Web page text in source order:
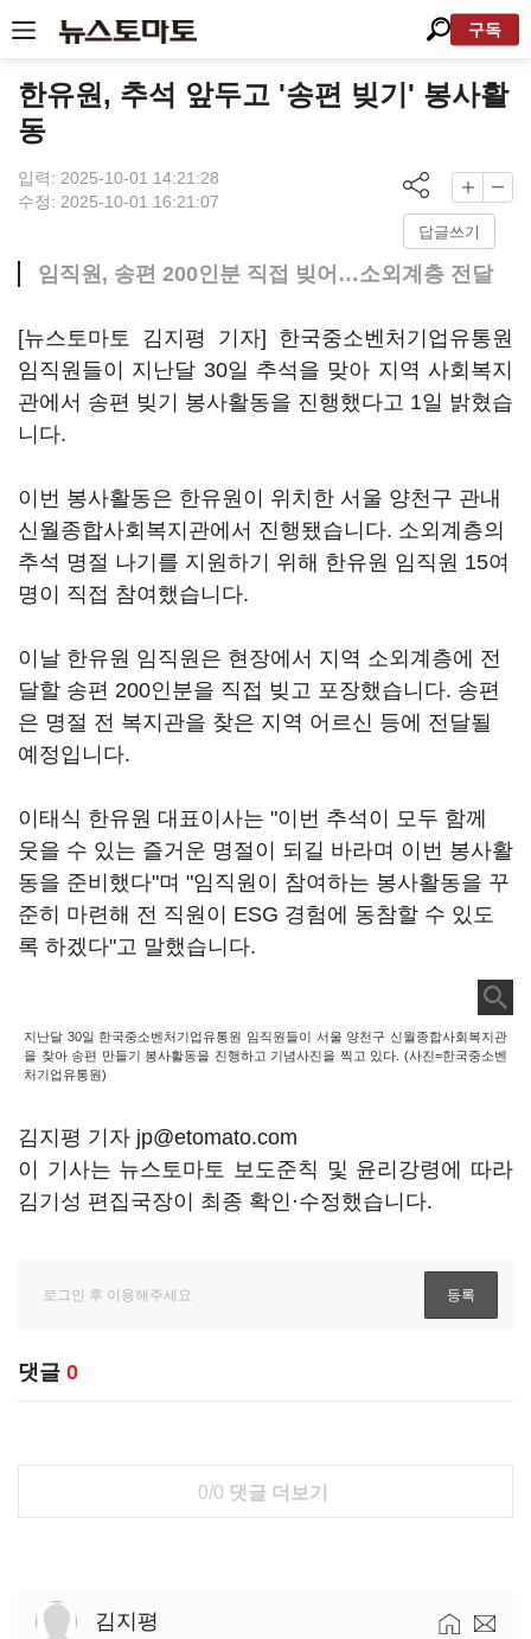
구독
한유원, 추석 앞두고 '송편 빚기' 봉사활
동
입력: 2025-10-01 14:21:28
수정: 2025-10-01 16:21:07
답글쓰기
임직원, 송편 200인분 직접 빚어…소외계층 전달
[뉴스토마토 김지평 기자] 한국중소벤처기업유통원
임직원들이 지난달 30일 추석을 맞아 지역 사회복지
관에서 송편 빚기 봉사활동을 진행했다고 1일 밝혔습
니다.
이번 봉사활동은 한유원이 위치한 서울 양천구 관내
신월종합사회복지관에서 진행됐습니다. 소외계층의
추석 명절 나기를 지원하기 위해 한유원 임직원 15여
명이 직접 참여했습니다.
이날 한유원 임직원은 현장에서 지역 소외계층에 전
달할 송편 200인분을 직접 빚고 포장했습니다. 송편
은 명절 전 복지관을 찾은 지역 어르신 등에 전달될
예정입니다.
이태식 한유원 대표이사는 "이번 추석이 모두 함께
웃을 수 있는 즐거운 명절이 되길 바라며 이번 봉사활
동을 준비했다"며 "임직원이 참여하는 봉사활동을 꾸
준히 마련해 전 직원이 ESG 경험에 동참할 수 있도
록 하겠다"고 말했습니다.
지난달 30일 한국중소벤처기업유통원 임직원들이 서울 양천구 신월종합사회복지관
을 찾아 송편 만들기 봉사활동을 진행하고 기념사진을 찍고 있다. (사진=한국중소벤
처기업유통원)
김지평 기자 jp@etomato.com
이 기사는 뉴스토마토 보도준칙 및 윤리강령에 따라
김기성 편집국장이 최종 확인·수정했습니다.
댓글 0
0/0 댓글 더보기
김지평